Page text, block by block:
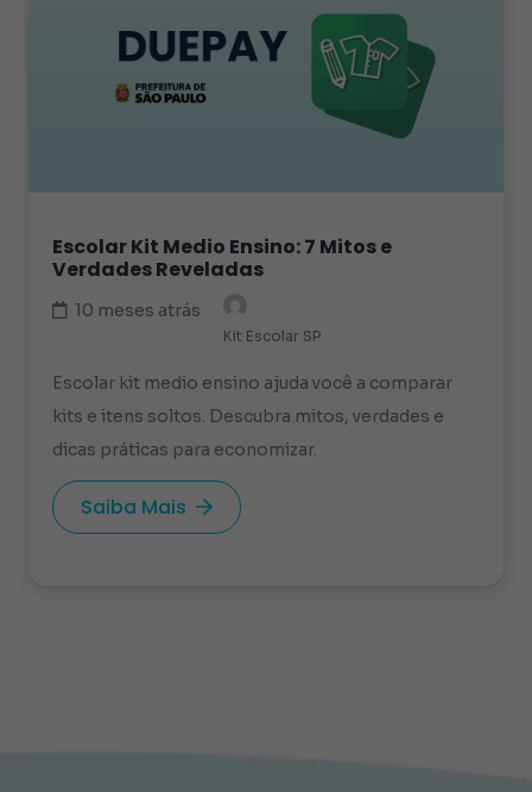
Escolar Kit Medio Ensino: 7 Mitos e
Verdades Reveladas
10 meses atrás
Kit Escolar SP
Escolar kit medio ensino ajuda você a comparar
kits e itens soltos. Descubra mitos, verdades e
dicas práticas para economizar.
Saiba Mais